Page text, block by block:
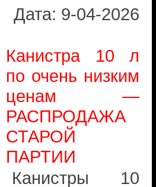
Дата: 9-04-2026
Канистра 10 л
по очень низким
ценам —
РАСПРОДАЖА
СТАРОЙ
ПАРТИИ
Канистры 10